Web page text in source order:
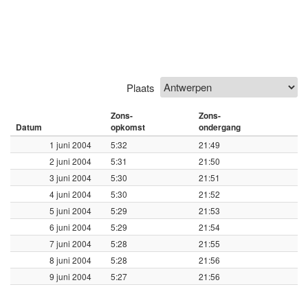
Plaats
Datum
Zons-
opkomst
Zons-
ondergang
1 juni 2004 5:32
21:49
2 juni 2004
5:31
21:50
3 juni 2004
5:30
21:51
4 juni 2004
5:30
21:52
5 juni 2004
5:29
21:53
6 juni 2004
5:29
21:54
7 juni 2004
5:28
21:55
8 juni 2004
5:28
21:56
9 juni 2004
5:27
21:56